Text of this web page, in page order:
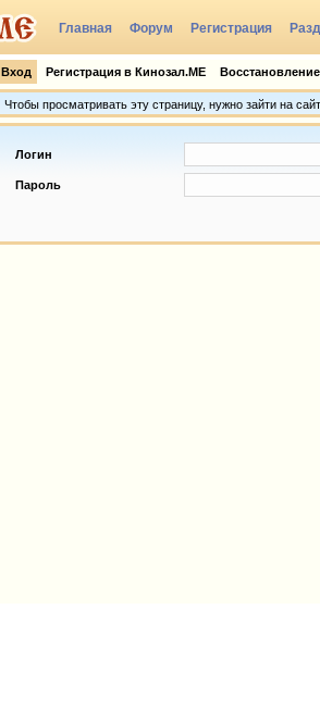
Главная Форум Регистрация
Вход Регистрация в Кинозал.МЕ
Чтобы просматривать эту страницу, нужно зайти на сайт
Логин
Пароль